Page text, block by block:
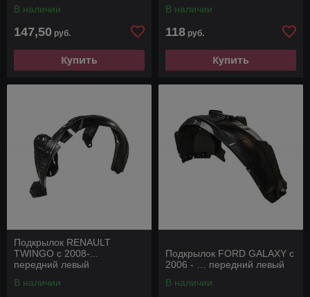
В наличии
147,50 руб.
Купить
В наличии
118 руб.
Купить
Подкрылок RENAULT
TWINGO с 2008-...
передний левый
В наличии
Подкрылок FORD GALAXY с
2006 - … передний левый
В наличии